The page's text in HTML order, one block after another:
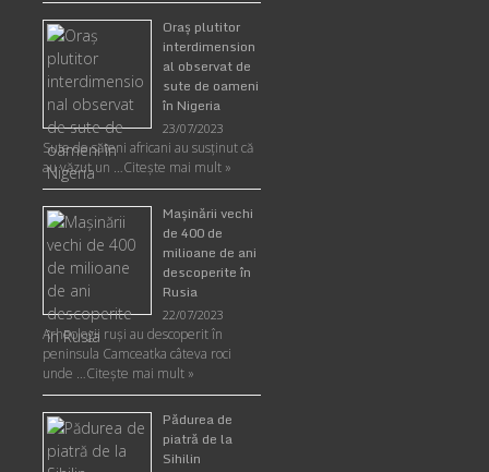
Oraş plutitor
interdimension
al observat de
sute de oameni
în Nigeria
23/07/2023
Sute de săteni africani au susținut că
au văzut un …Citește mai mult »
Maşinării vechi
de 400 de
milioane de ani
descoperite în
Rusia
22/07/2023
Arheologii ruşi au descoperit în
peninsula Camceatka câteva roci
unde …Citește mai mult »
Pădurea de
piatră de la
Sihilin